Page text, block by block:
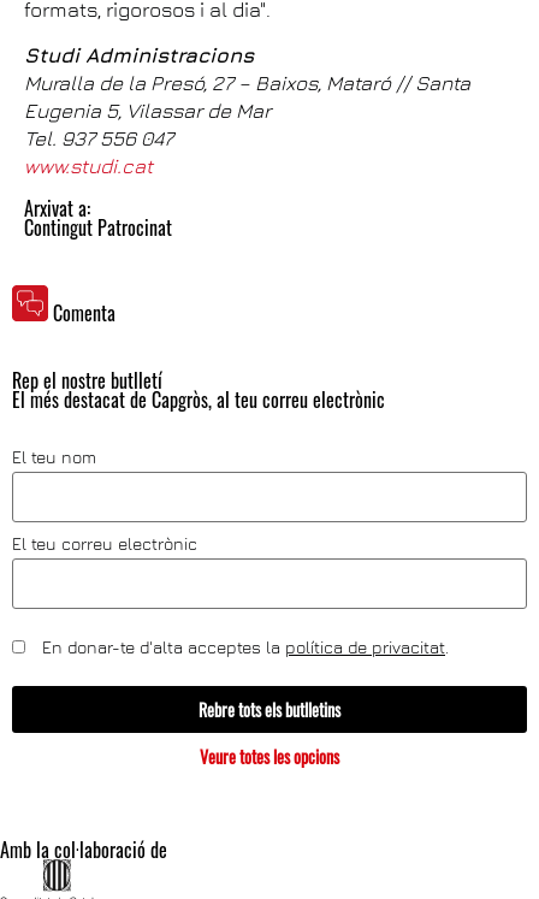
formats, rigorosos i al dia".
Studi Administracions
Muralla de la Presó, 27 – Baixos, Mataró // Santa
Eugenia 5, Vilassar de Mar
Tel. 937 556 047
www.studi.cat
Arxivat a:
Contingut Patrocinat
Comenta
Rep el nostre butlletí
El més destacat de Capgròs, al teu correu electrònic
El teu nom
El teu correu electrònic
En donar-te d'alta acceptes la política de privacitat
Rebre tots els butlletins
Veure totes les opcions
Amb la col·laboració de